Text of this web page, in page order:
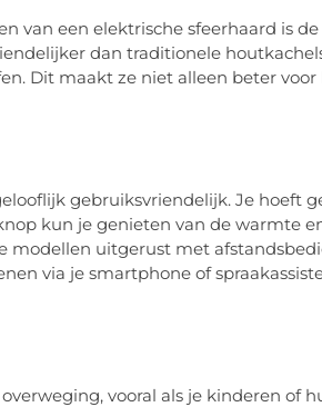
van een elektrische sfeerhaard is
dan traditionele
Dit maakt ze niet alleen beter
gebruiksvriendelijk. Je hoeft
kun je genieten van de warmte
modellen uitgerust met
via je smartphone of
vooral als je kinderen of